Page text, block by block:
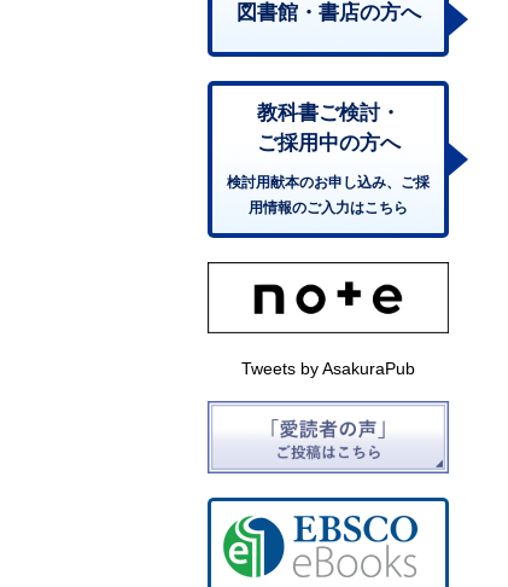
図書館・書店の方へ
教科書ご検討・
ご採用中の方へ
検討用献本のお申し込み、ご採
用情報のご入力はこちら
Tweets by AsakuraPub